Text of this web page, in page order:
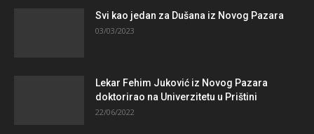
Svi kao jedan za Dušana iz Novog Pazara
03/03/2023
Lekar Fehim Juković iz Novog Pazara
doktorirao na Univerzitetu u Prištini
22/06/2022